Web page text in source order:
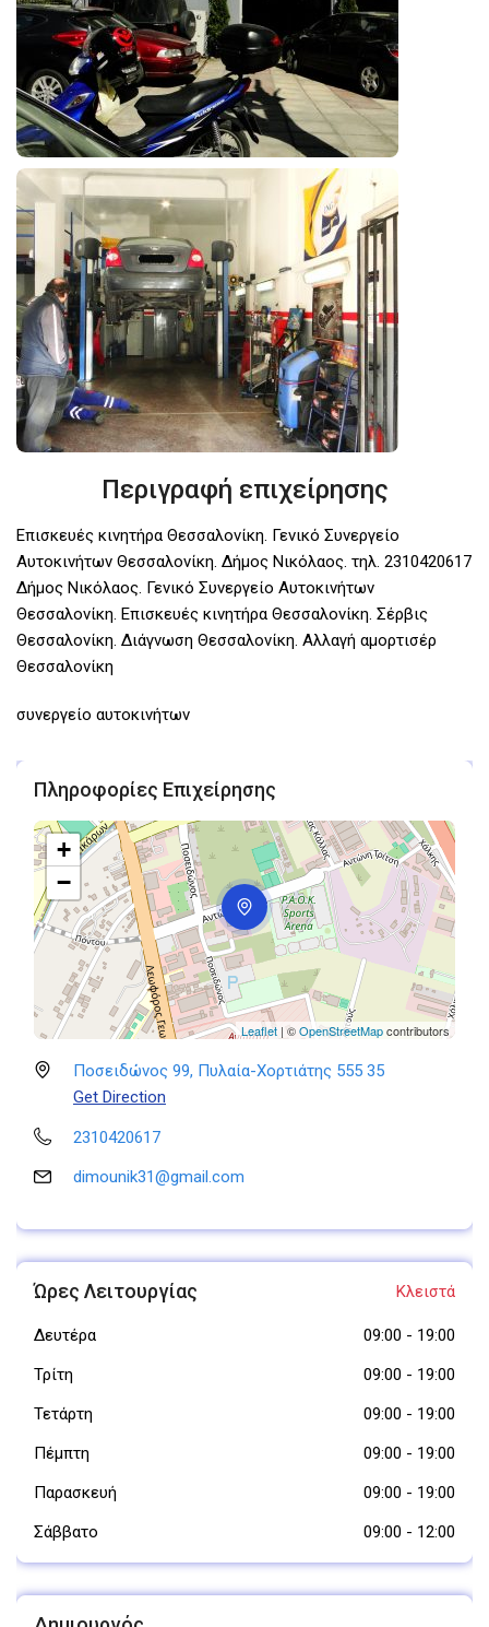
Περιγραφή επιχείρησης
Επισκευές κινητήρα Θεσσαλονίκη. Γενικό Συνεργείο
Αυτοκινήτων Θεσσαλονίκη. Δήμος Νικόλαος. τηλ. 2310420617
Δήμος Νικόλαος. Γενικό Συνεργείο Αυτοκινήτων
Θεσσαλονίκη. Επισκευές κινητήρα Θεσσαλονίκη. Σέρβις
Θεσσαλονίκη. Διάγνωση Θεσσαλονίκη. Αλλαγή αμορτισέρ
Θεσσαλονίκη
συνεργείο αυτοκινήτων
Πληροφορίες Επιχείρησης
+
−
Leaflet | ©OpenStreetMapcontributors
Ποσειδώνος 99, Πυλαία-Χορτιάτης 555 35
Get Direction
2310420617
dimounik31@gmail.com
Ώρες Λειτουργίας Κλειστά
Δευτέρα 09:00 - 19:00
Τρίτη
09:00 - 19:00
Τετάρτη
09:00 - 19:00
Πέμπτη
09:00 - 19:00
Παρασκευή
09:00 - 19:00
Σάββατο
09:00 - 12:00